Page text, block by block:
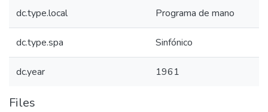
dc.type.local Programa de mano
dc.type.spa Sinfónico
dc.year 1961
Files